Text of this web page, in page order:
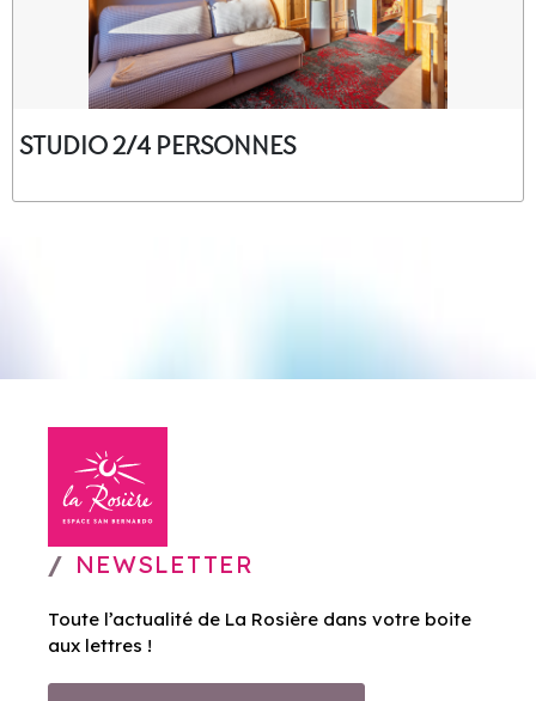
STUDIO 2/4 PERSONNES
NEWSLETTER
Toute l’actualité de La Rosière dans votre boite
aux lettres !